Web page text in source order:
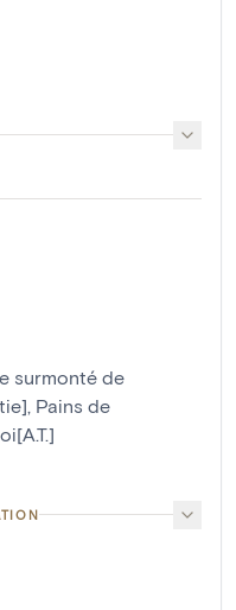
surmonté de
, Pains de